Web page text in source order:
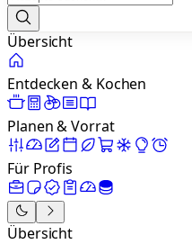
Übersicht
Entdecken & Kochen
Planen & Vorrat
Für Profis
Übersicht